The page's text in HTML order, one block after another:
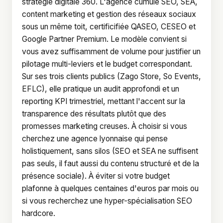
content marketing et gestion des réseaux sociaux
sous un même toit, certificifiée QASEO, CESEO et
Google Partner Premium. Le modèle convient si
vous avez suffisamment de volume pour justifier un
pilotage multi-leviers et le budget correspondant.
Sur ses trois clients publics (Zago Store, So Events,
EFLC), elle pratique un audit approfondi et un
reporting KPI trimestriel, mettant l'accent sur la
transparence des résultats plutôt que des
promesses marketing creuses. À choisir si vous
cherchez une agence lyonnaise qui pense
holistiquement, sans silos (SEO et SEA ne suffisent
pas seuls, il faut aussi du contenu structuré et de la
présence sociale). À éviter si votre budget
plafonne à quelques centaines d'euros par mois ou
si vous recherchez une hyper-spécialisation SEO
hardcore.